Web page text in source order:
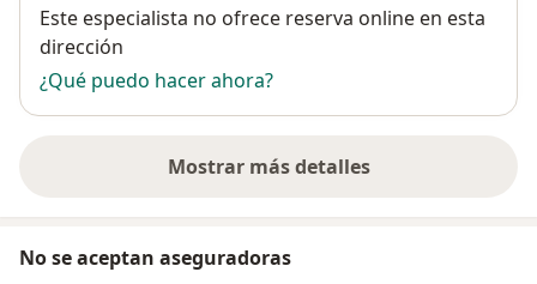
Disponibilidad
Este especialista no ofrece reserva online en esta
dirección
¿Qué puedo hacer ahora?
Mostrar más detalles
sobre la dirección
No se aceptan aseguradoras